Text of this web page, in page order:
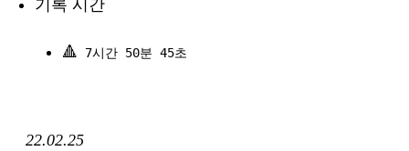
기록 시간
🔺 7시간 50분 45초
22.02.25